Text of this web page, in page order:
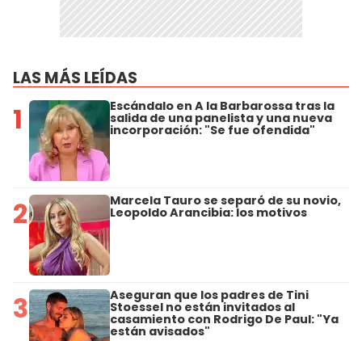
LAS MÁS LEÍDAS
1 Escándalo en A la Barbarossa tras la
salida de una panelista y una nueva
incorporación: "Se fue ofendida"
2 Marcela Tauro se separó de su novio,
Leopoldo Arancibia: los motivos
3 Aseguran que los padres de Tini
Stoessel no están invitados al
casamiento con Rodrigo De Paul: "Ya
están avisados"